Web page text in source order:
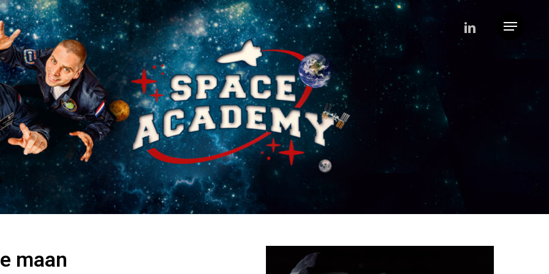
linkedin Menu
maan